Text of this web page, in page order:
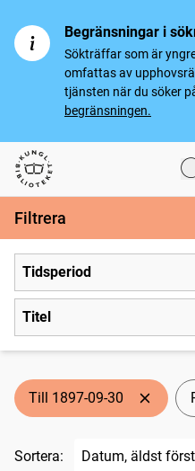
Begränsningar i
Sökträffar som är
omfattas av
tjänsten när du söker
begränsningen.
Svenska tidningar
Filtrera
Tidsperiod
Titel
Till 1897-09-30
Sortera: